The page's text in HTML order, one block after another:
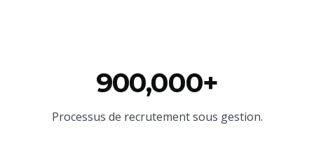
900,000+
Processus de recrutement sous gestion.